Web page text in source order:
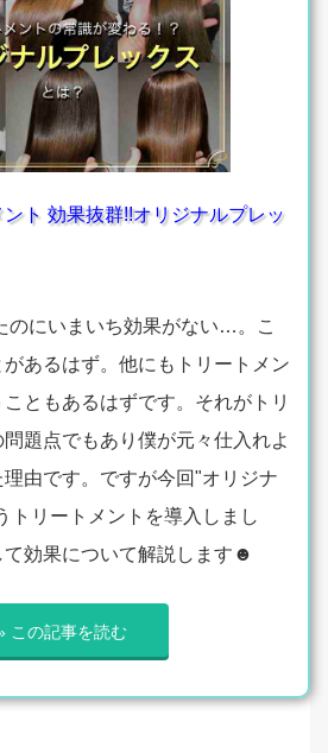
ント 効果抜群!!オリジナルプレッ
のにいまいち効果がない…。こ
あるはず。他にもトリートメン
こともあるはずです。それがトリ
題点でもあり僕が元々仕入れよ
由です。ですが今回"オリジナ
トリートメントを導入しまし
て効果について解説します☻
この記事を読む